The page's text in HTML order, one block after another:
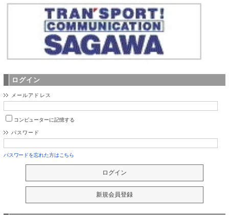
ログイン
メールアドレス
コンピューターに記憶する
パスワード
パスワードを忘れた方はこちら